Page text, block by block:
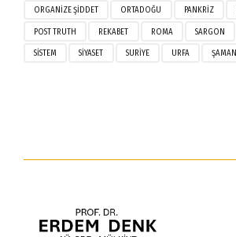
ORGANIZE ŞIDDET ORTADOĞU PANKRIZ
POST TRUTH REKABET ROMA SARGON
SISTEM SIYASET SURIYE URFA ŞAMAN